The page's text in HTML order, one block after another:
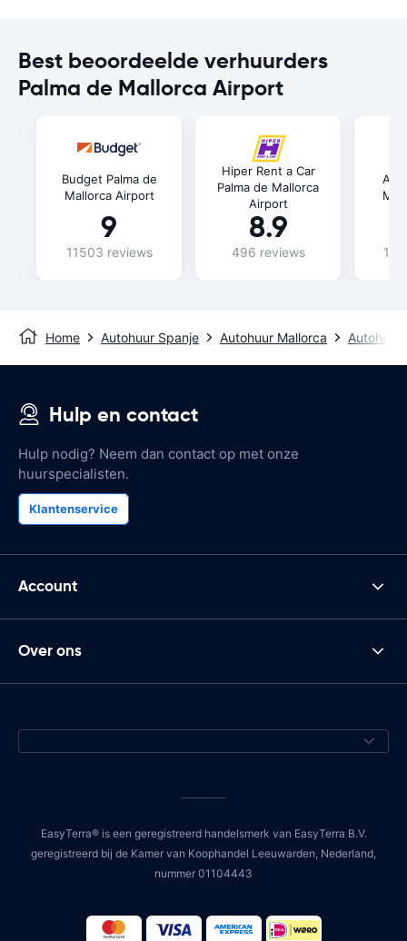
Best beoordeelde verhuurders
Palma de Mallorca Airport
Budget Palma de
Mallorca Airport
9
11503 reviews
Hiper Rent a Car
Palma de Mallorca
Airport
8.9
496 reviews
Home Autohuur Spanje Autohuur Mallorca Autohuur
Hulp en contact
Hulp nodig? Neem dan contact op met onze
huurspecialisten.
Klantenservice
Account
Over ons
EasyTerra® is een geregistreerd handelsmerk van EasyTerra B.V.
geregistreerd bij de Kamer van Koophandel Leeuwarden, Nederland,
nummer 01104443